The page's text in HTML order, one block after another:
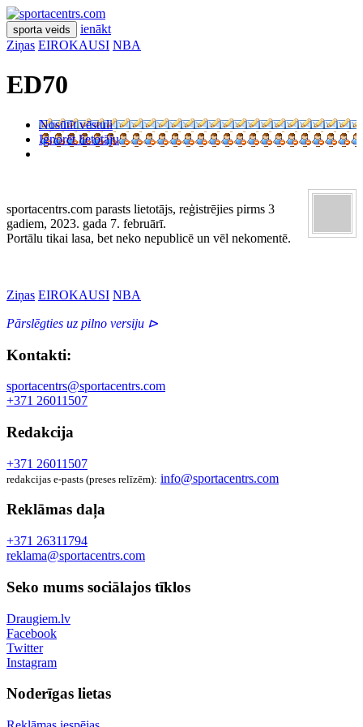
sporta veids
ienākt
Ziņas EIROKAUSI NBA
ED70
Nosūtīt vēstuli
Ignorēt lietotāju
sportacentrs.com parasts lietotājs, reģistrējies pirms 3
gadiem, 2023. gada 7. februārī.
Portālu tikai lasa, bet neko nepublicē un vēl nekomentē.
Ziņas EIROKAUSI NBA
Pārslēgties uz pilno versiju ⊳
Kontakti:
sportacentrs@sportacentrs.com
+371 26011507
Redakcija
+371 26011507
redakcijas e-pasts (preses relīzēm): info@sportacentrs.com
Reklāmas daļa
+371 26311794
reklama@sportacentrs.com
Seko mums sociālajos tīklos
Draugiem.lv
Facebook
Twitter
Instagram
Noderīgas lietas